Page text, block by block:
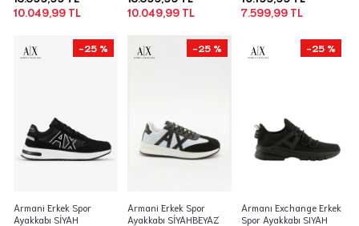
10.049,99 TL 10.049,99 TL 7.599,99 TL
-25 %
Armani Erkek Spor
Ayakkabı SİYAH
-25 %
Armani Erkek Spor
Ayakkabı SİYAHBEYAZ
-25 %
Armanı Exchange Erkek
Spor Ayakkabı SIYAH